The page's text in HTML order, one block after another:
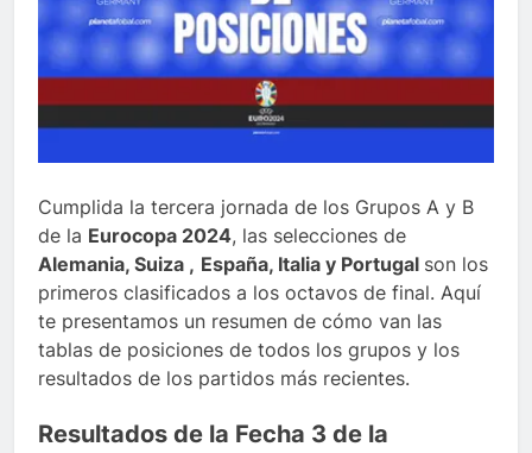
Cumplida la tercera jornada de los Grupos A y B
de la Eurocopa 2024, las selecciones de
Alemania, Suiza , España, Italia y Portugal son los
primeros clasificados a los octavos de final. Aquí
te presentamos un resumen de cómo van las
tablas de posiciones de todos los grupos y los
resultados de los partidos más recientes.
Resultados de la Fecha 3 de la